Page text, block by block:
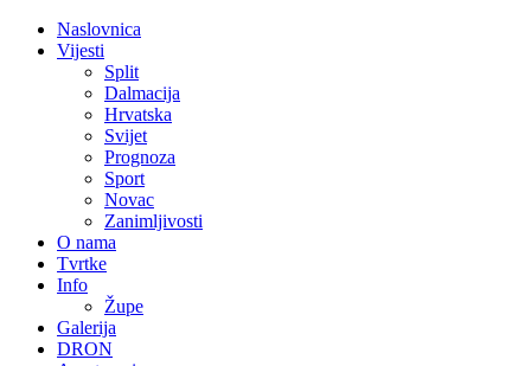
Naslovnica
Vijesti
Split
Dalmacija
Hrvatska
Svijet
Prognoza
Sport
Novac
Zanimljivosti
O nama
Tvrtke
Info
Župe
Galerija
DRON